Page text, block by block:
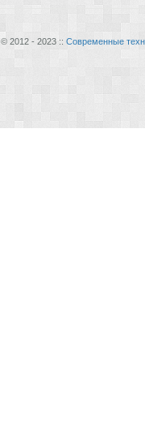
© 2012 - 2023 :: Современные